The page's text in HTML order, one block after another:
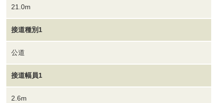
21.0m
接道種別1
公道
接道幅員1
2.6m